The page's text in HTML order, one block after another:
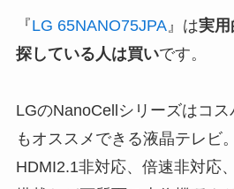
『LG 65NANO75JPA』は実用
探している人は買いです。
LGのNanoCellシリーズはコ
もオススメできる液晶テレビ。
HDMI2.1非対応、倍速非対応